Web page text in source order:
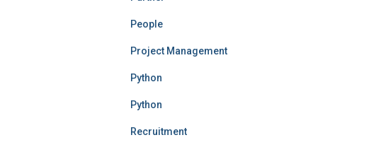
People
Project Management
Python
Python
Recruitment